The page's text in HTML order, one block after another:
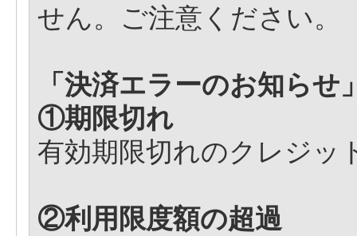
せん。ご注意ください。
「決済エラーのお知ら
①期限切れ
有効期限切れのクレジッ
②利用限度額の超過